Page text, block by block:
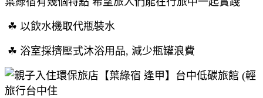
☘ 以飲水機取代瓶裝水
☘ 浴室採擠壓式沐浴用品, 減少瓶罐浪費